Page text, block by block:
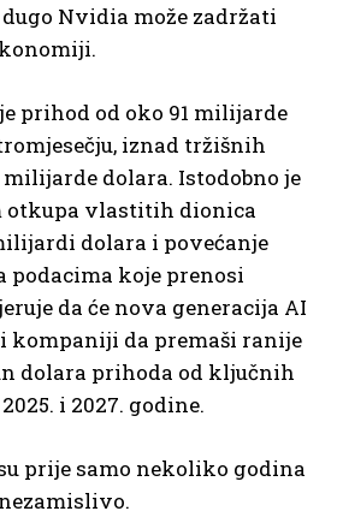
Nvidia može zadržati
prihod od oko 91 milijarde
iznad tržišnih
milijarde dolara. Istodobno je
otkupa vlastitih dionica
dolara i povećanje
podacima koje prenosi
da će nova generacija AI
kompaniji da premaši ranije
dolara prihoda od ključnih
i 2027. godine.
prije samo nekoliko godina